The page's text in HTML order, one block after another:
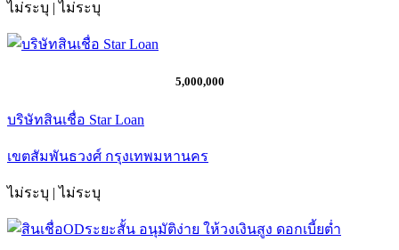
ไม่ระบุ | ไม่ระบุ
5,000,000
บริษัทสินเชื่อ Star Loan
เขตสัมพันธวงศ์ กรุงเทพมหานคร
ไม่ระบุ | ไม่ระบุ